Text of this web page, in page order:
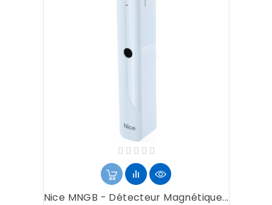
Nice MNGB - Détecteur Magnétique...